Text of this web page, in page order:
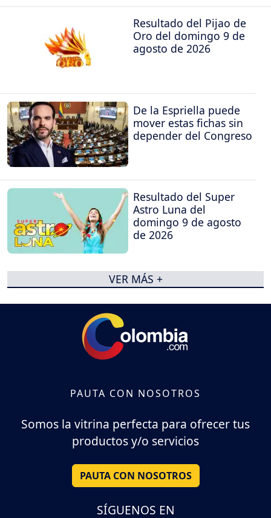
Resultado del Pijao de
Oro del domingo 9 de
agosto de 2026
De la Espriella puede
mover estas fichas sin
depender del Congreso
Resultado del Super
Astro Luna del
domingo 9 de agosto
de 2026
VER MÁS +
PAUTA CON NOSOTROS
Somos la vitrina perfecta para ofrecer tus
productos y/o servicios
PAUTA CON NOSOTROS
SÍGUENOS EN